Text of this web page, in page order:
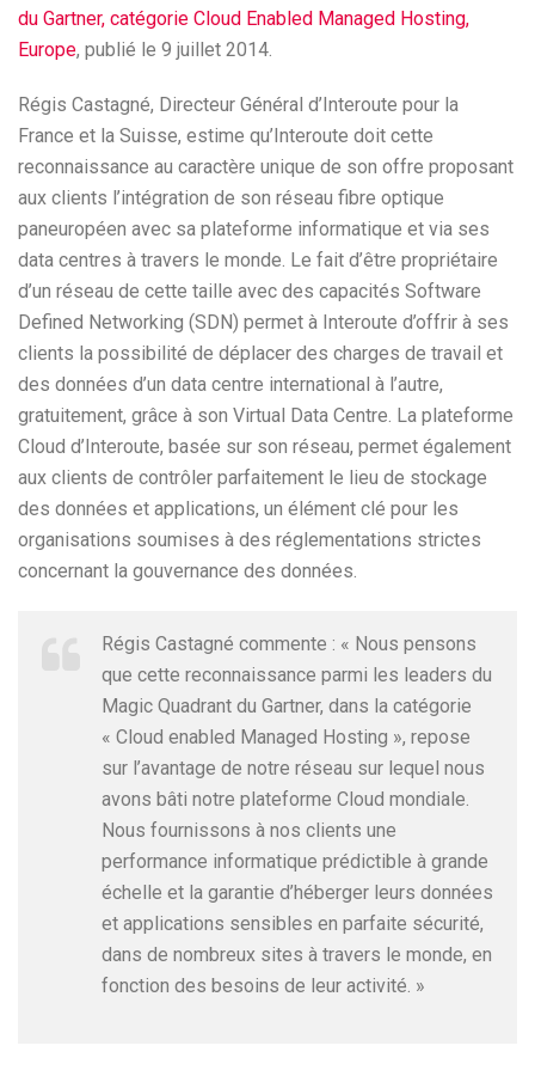
du Gartner, catégorie Cloud Enabled Managed Hosting,
Europe, publié le 9 juillet 2014.
Régis Castagné, Directeur Général d’Interoute pour la
France et la Suisse, estime qu’Interoute doit cette
reconnaissance au caractère unique de son offre proposant
aux clients l’intégration de son réseau fibre optique
paneuropéen avec sa plateforme informatique et via ses
data centres à travers le monde. Le fait d’être propriétaire
d’un réseau de cette taille avec des capacités Software
Defined Networking (SDN) permet à Interoute d’offrir à ses
clients la possibilité de déplacer des charges de travail et
des données d’un data centre international à l’autre,
gratuitement, grâce à son Virtual Data Centre. La plateforme
Cloud d’Interoute, basée sur son réseau, permet également
aux clients de contrôler parfaitement le lieu de stockage
des données et applications, un élément clé pour les
organisations soumises à des réglementations strictes
concernant la gouvernance des données.
Régis Castagné commente : « Nous pensons
que cette reconnaissance parmi les leaders du
Magic Quadrant du Gartner, dans la catégorie
« Cloud enabled Managed Hosting », repose
sur l’avantage de notre réseau sur lequel nous
avons bâti notre plateforme Cloud mondiale.
Nous fournissons à nos clients une
performance informatique prédictible à grande
échelle et la garantie d’héberger leurs données
et applications sensibles en parfaite sécurité,
dans de nombreux sites à travers le monde, en
fonction des besoins de leur activité. »